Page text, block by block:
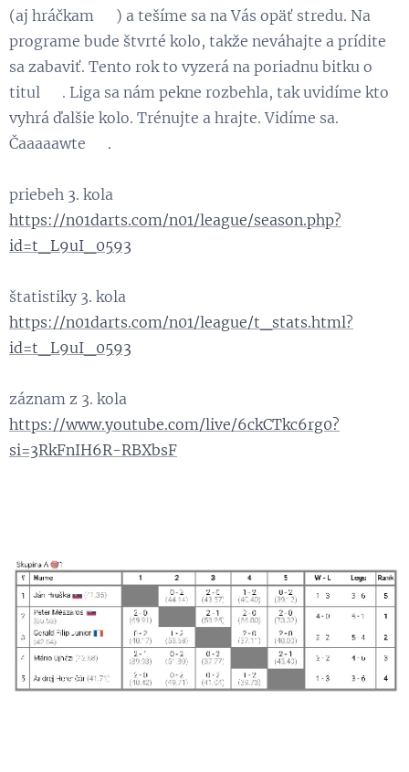
(aj hráčkam 😃) a tešíme sa na Vás opäť stredu. Na
programe bude štvrté kolo, takže neváhajte a prídite
sa zabaviť. Tento rok to vyzerá na poriadnu bitku o
titul 😁. Liga sa nám pekne rozbehla, tak uvidíme kto
vyhrá ďalšie kolo. Trénujte a hrajte. Vidíme sa.
Čaaaaawte 😉.
priebeh 3. kola
https://n01darts.com/n01/league/season.php?
id=t_L9uI_0593
štatistiky 3. kola
https://n01darts.com/n01/league/t_stats.html?
id=t_L9uI_0593
záznam z 3. kola
https://www.youtube.com/live/6ckCTkc6rg0?
si=3RkFnIH6R-RBXbsF